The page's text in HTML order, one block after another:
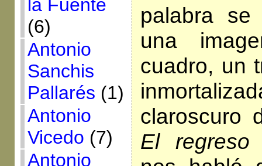
la Fuente
(6)
Antonio
Sanchis
Pallarés (1)
Antonio
Vicedo (7)
Antonio
palabra
una
cuadro, un
claroscuro
El